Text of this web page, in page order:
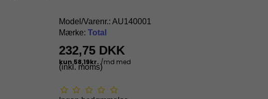
Model/Varenr.: AU140001
Mærke: Total
232,75 DKK
(inkl. moms)